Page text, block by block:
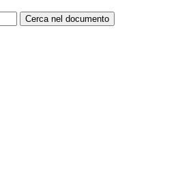
Cerca nel documento